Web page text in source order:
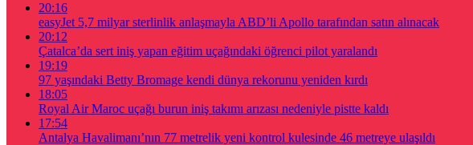
20:16
easyJet 5,7 milyar sterlinlik anlaşmayla ABD’li Apollo tarafından satın alınacak
20:12
Çatalca’da sert iniş yapan eğitim uçağındaki öğrenci pilot yaralandı
19:19
97 yaşındaki Betty Bromage kendi dünya rekorunu yeniden kırdı
18:05
Royal Air Maroc uçağı burun iniş takımı arızası nedeniyle pistte kaldı
17:54
Antalya Havalimanı’nın 77 metrelik yeni kontrol kulesinde 46 metreye ulaşıldı